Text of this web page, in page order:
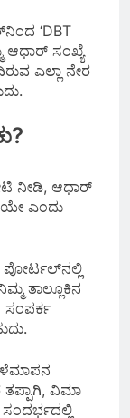
‘DBT
ಸಂಖ್ಯೆ
ಎಲ್ಲಾ ನೇರ
ನೀಡಿ, ಆಧಾರ್
ಎಂದು
ಪೋರ್ಟಲ್‌ನಲ್ಲಿ
ತಾಲ್ಲೂಕಿನ
ಸಂಪರ್ಕ
ವಿಮಾ